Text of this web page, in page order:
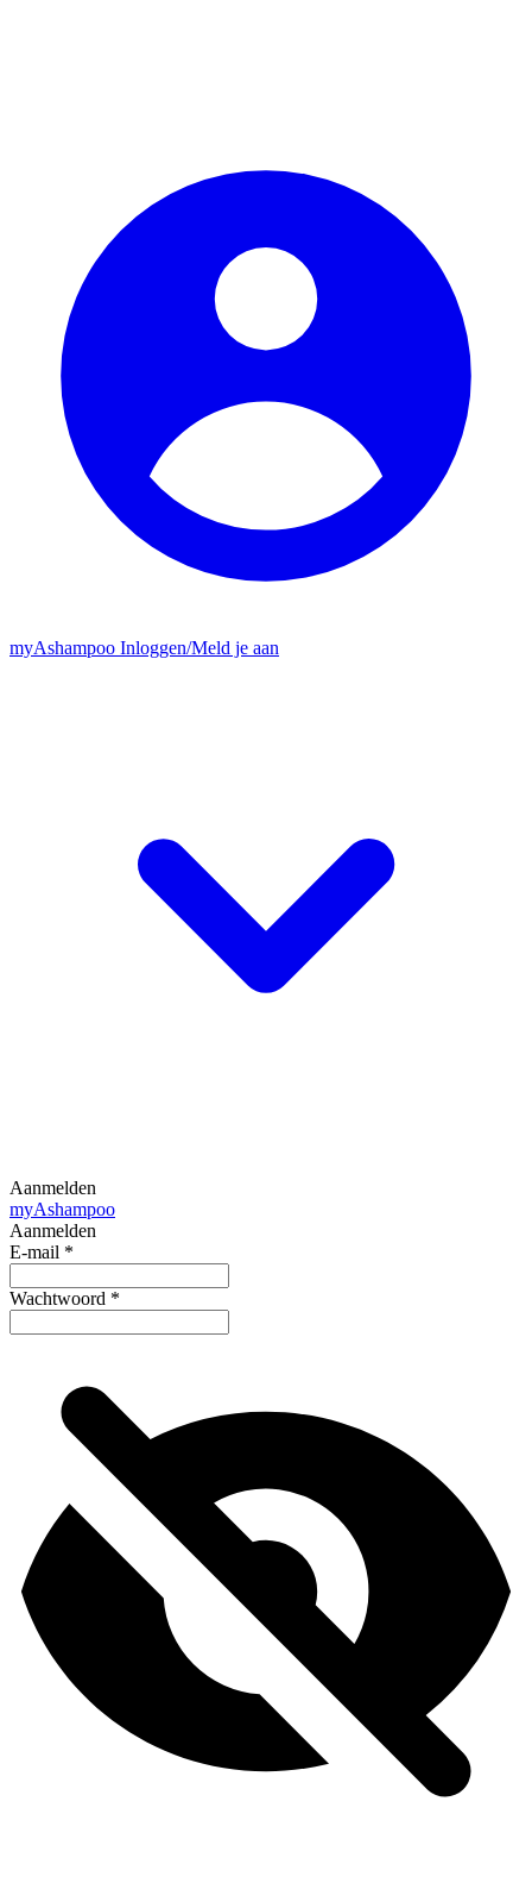
myAshampoo Inloggen/Meld je aan
Aanmelden
myAshampoo
Aanmelden
E-mail *
Wachtwoord *